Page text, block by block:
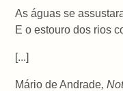
As águas se
E o estouro dos rios
[...]
Mário de Andrade,